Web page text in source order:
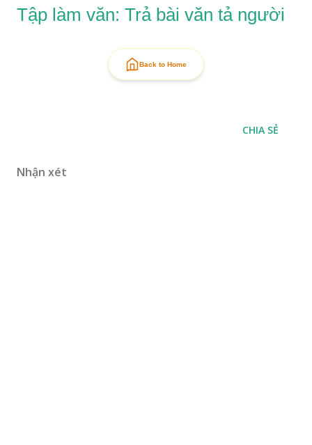
Tập làm văn: Trả bài văn tả người
Back to Home
CHIA SẺ
Nhận xét